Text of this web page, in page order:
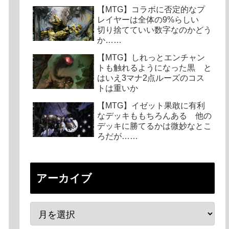
【MTG】コラボに否定的なプ
レイヤーは全体の9%らしい
切り捨てていい数字なのかどう
か……
【MTG】しれっとエンチャン
トも触れるようになった黒 と
はいえ3マナ2点ルーズのコス
トは重いか
【MTG】イゼット果敢に有利
なデッキももちろんある 他の
デッキに勝てるかは微妙なとこ
ろだが……
アーカイブ